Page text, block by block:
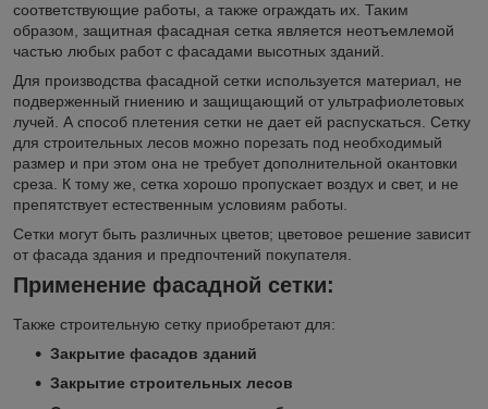
соответствующие работы, а также ограждать их. Таким
образом, защитная фасадная сетка является неотъемлемой
частью любых работ с фасадами высотных зданий.
Для производства фасадной сетки используется материал, не
подверженный гниению и защищающий от ультрафиолетовых
лучей. А способ плетения сетки не дает ей распускаться. Сетку
для строительных лесов можно порезать под необходимый
размер и при этом она не требует дополнительной окантовки
среза. К тому же, сетка хорошо пропускает воздух и свет, и не
препятствует естественным условиям работы.
Сетки могут быть различных цветов; цветовое решение зависит
от фасада здания и предпочтений покупателя.
Применение фасадной сетки:
Также строительную сетку приобретают для:
Закрытие фасадов зданий
Закрытие строительных лесов